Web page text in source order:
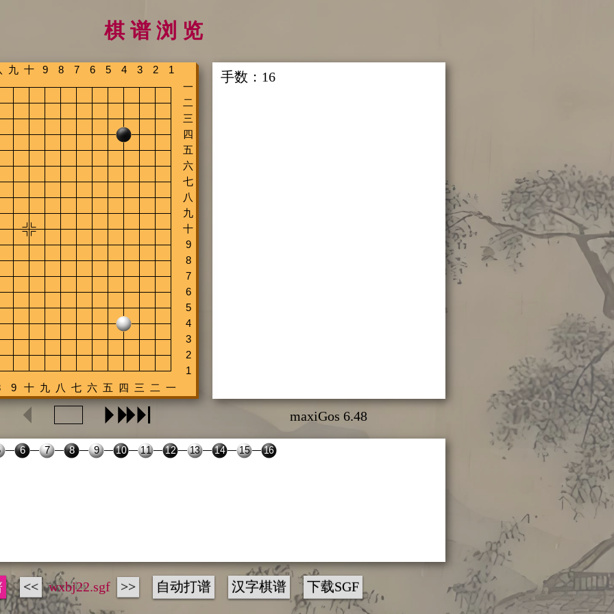
棋 谱 浏 览
手数： 16
maxiGos 6.48
<< wxbj22.sgf >> 自动打谱 汉字棋谱 下载SGF